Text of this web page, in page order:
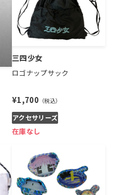
三四少女
ロゴナップサック
¥1,700
アクセサリーズ
在庫なし